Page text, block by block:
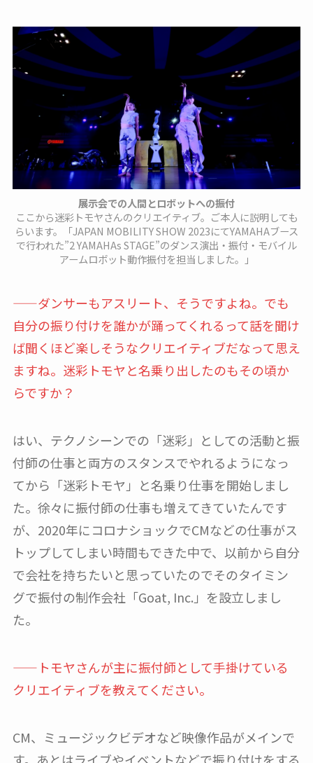
展示会での人間とロボットへの振付
ここから迷彩トモヤさんのクリエイティブ。ご本人に説明しても
らいます。「JAPAN MOBILITY SHOW 2023にてYAMAHAブース
で行われた”2 YAMAHAs STAGE”のダンス演出・振付・モバイル
アームロボット動作振付を担当しました。」
——ダンサーもアスリート、そうですよね。でも
自分の振り付けを誰かが踊ってくれるって話を聞け
ば聞くほど楽しそうなクリエイティブだなって思え
ますね。迷彩トモヤと名乗り出したのもその頃か
らですか？
はい、テクノシーンでの「迷彩」としての活動と振
付師の仕事と両方のスタンスでやれるようになっ
てから「迷彩トモヤ」と名乗り仕事を開始しまし
た。徐々に振付師の仕事も増えてきていたんです
が、2020年にコロナショックでCMなどの仕事がス
トップしてしまい時間もできた中で、以前から自分
で会社を持ちたいと思っていたのでそのタイミン
グで振付の制作会社「Goat, Inc.」を設立しまし
た。
——トモヤさんが主に振付師として手掛けている
クリエイティブを教えてください。
CM、ミュージックビデオなど映像作品がメインで
す。あとはライブやイベントなどで振り付けをする